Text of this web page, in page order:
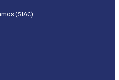
(SIAC)